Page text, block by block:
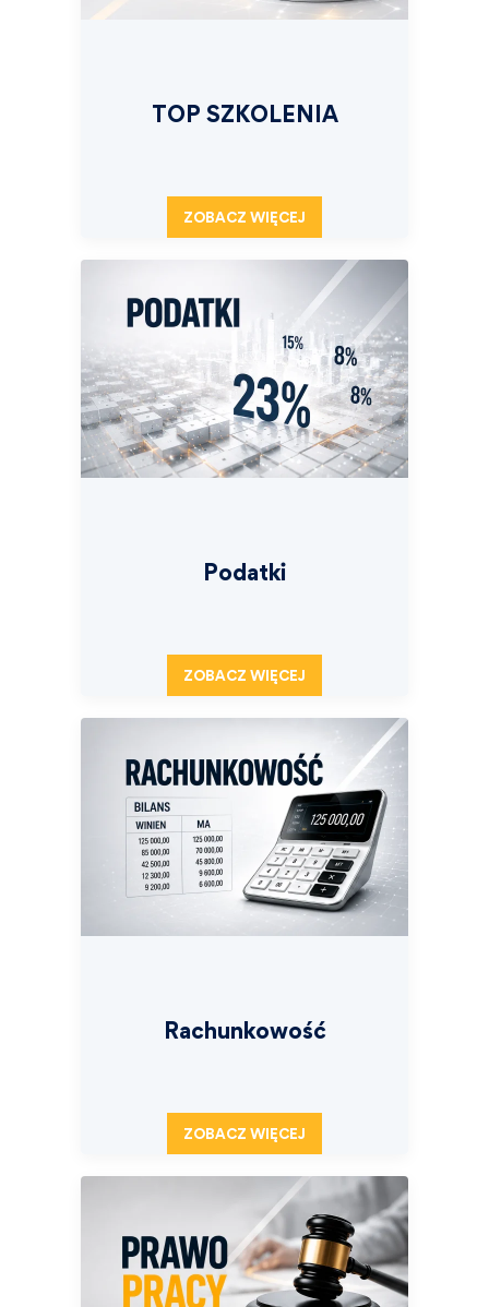
TOP SZKOLENIA
ZOBACZ WIĘCEJ
Podatki
ZOBACZ WIĘCEJ
Rachunkowość
ZOBACZ WIĘCEJ